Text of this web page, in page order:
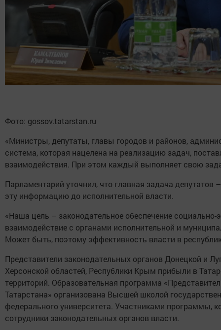
Фото: gossov.tatarstan.ru
«Министры, депутаты, главы городов и районов,
система, которая нацелена на реализацию задач,
взаимодействия. При этом каждый выполняет свою
Парламентарий уточнил, что главная задача
эту информацию до исполнительной власти.
«Наша цель – законодательное обеспечение социально-
взаимодействие с органами исполнительной и
Может быть, поэтому эффективность власти в
Представители законодательных органов Донецкой и
Херсонской областей, Республики Крым прибыли в
территорий. Образовательная программа
Татарстана» организована Высшей школой
федерального университета. Участниками программы,
сотрудники законодательных органов власти.